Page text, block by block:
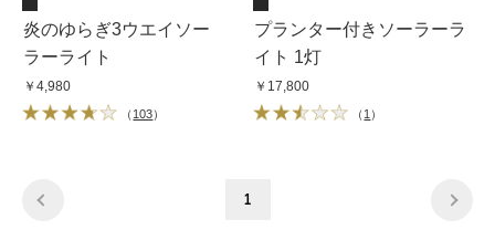
炎のゆらぎ3ウエイソー
ラーライト
￥4,980
（103）
プランター付きソーラーラ
イト 1灯
￥17,800
（1）
1